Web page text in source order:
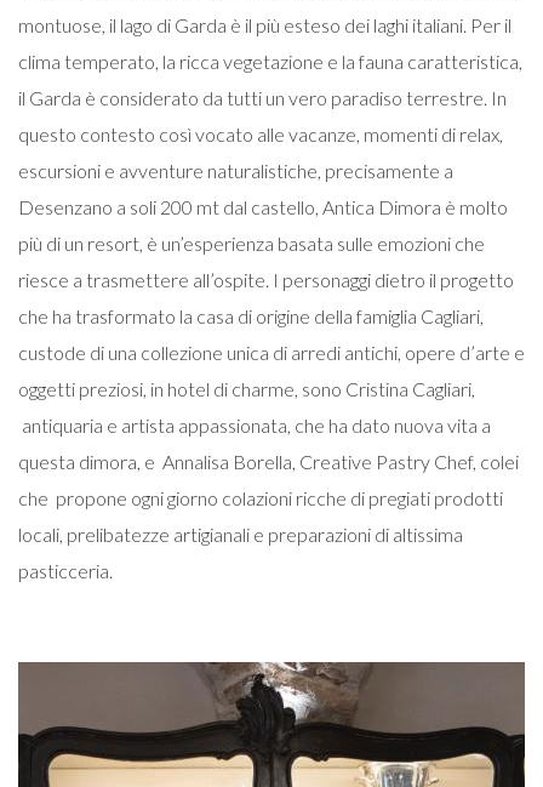
montuose, il lago di Garda è il più esteso dei laghi italiani. Per il
clima temperato, la ricca vegetazione e la fauna caratteristica,
il Garda è considerato da tutti un vero paradiso terrestre. In
questo contesto così vocato alle vacanze, momenti di relax,
escursioni e avventure naturalistiche, precisamente a
Desenzano a soli 200 mt dal castello, Antica Dimora è molto
più di un resort, è un’esperienza basata sulle emozioni che
riesce a trasmettere all’ospite. I personaggi dietro il progetto
che ha trasformato la casa di origine della famiglia Cagliari,
custode di una collezione unica di arredi antichi, opere d’arte e
oggetti preziosi, in hotel di charme, sono Cristina Cagliari,
antiquaria e artista appassionata, che ha dato nuova vita a
questa dimora, e Annalisa Borella, Creative Pastry Chef, colei
che propone ogni giorno colazioni ricche di pregiati prodotti
locali, prelibatezze artigianali e preparazioni di altissima
pasticceria.